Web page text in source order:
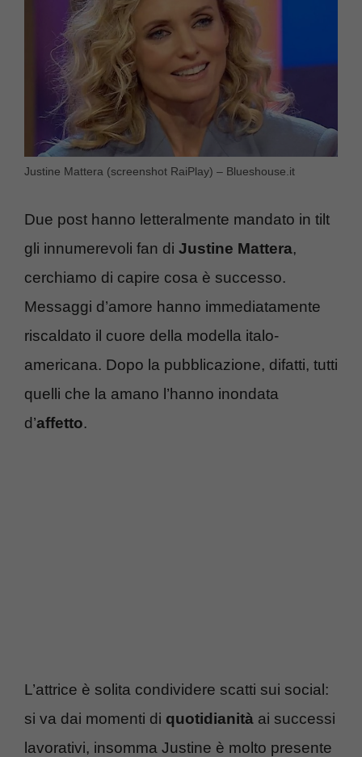
Justine Mattera (screenshot RaiPlay) – Blueshouse.it
Due post hanno letteralmente mandato in tilt
gli innumerevoli fan di Justine Mattera,
cerchiamo di capire cosa è successo.
Messaggi d’amore hanno immediatamente
riscaldato il cuore della modella italo-
americana. Dopo la pubblicazione, difatti, tutti
quelli che la amano l’hanno inondata
d’affetto.
L’attrice è solita condividere scatti sui social:
si va dai momenti di quotidianità ai successi
lavorativi, insomma Justine è molto presente